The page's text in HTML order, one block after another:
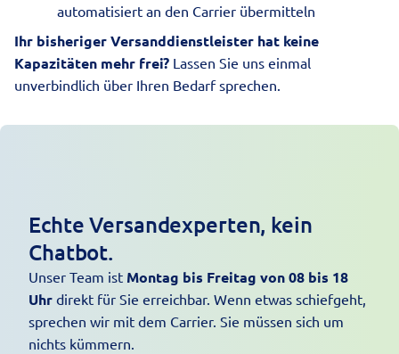
automatisiert an den Carrier übermitteln
Ihr bisheriger Versanddienstleister hat keine
Kapazitäten mehr frei? Lassen Sie uns einmal
unverbindlich über Ihren Bedarf sprechen.
Echte Versandexperten, kein
Chatbot.
Unser Team ist Montag bis Freitag von 08 bis 18
Uhr direkt für Sie erreichbar. Wenn etwas schiefgeht,
sprechen wir mit dem Carrier. Sie müssen sich um
nichts kümmern.